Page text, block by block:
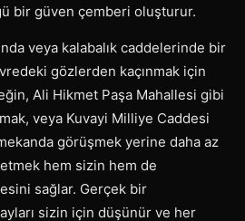
bir güven çemberi oluşturur.
veya kalabalık caddelerinde bir
gözlerden kaçınmak için
Ali Hikmet Paşa Mahallesi gibi
veya Kuvayi Milliye Caddesi
görüşmek yerine daha az
hem sizin hem de
sağlar. Gerçek bir
sizin için düşünür ve her